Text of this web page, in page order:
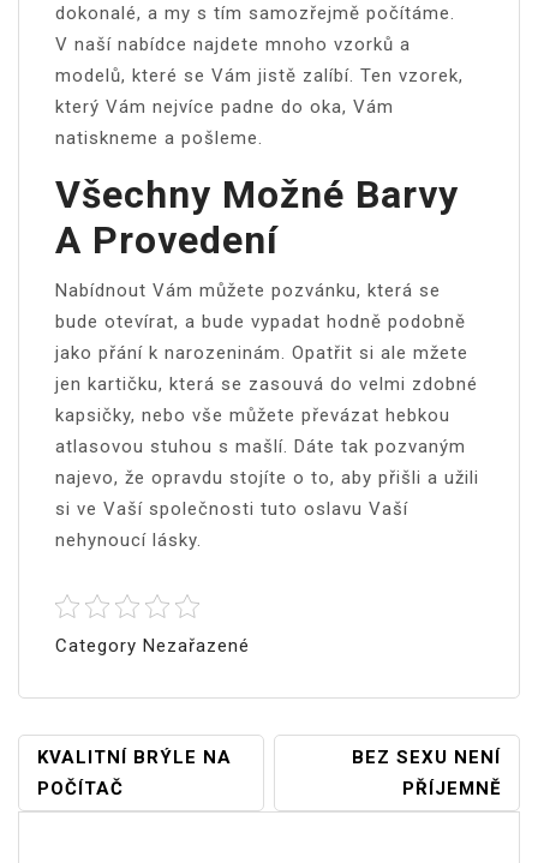
dokonalé, a my s tím samozřejmě počítáme.
V naší nabídce najdete mnoho vzorků a
modelů, které se Vám jistě zalíbí. Ten vzorek,
který Vám nejvíce padne do oka, Vám
natiskneme a pošleme.
Všechny Možné Barvy
A Provedení
Nabídnout Vám můžete pozvánku, která se
bude otevírat, a bude vypadat hodně podobně
jako přání k narozeninám. Opatřit si ale mžete
jen kartičku, která se zasouvá do velmi zdobné
kapsičky, nebo vše můžete převázat hebkou
atlasovou stuhou s mašlí. Dáte tak pozvaným
najevo, že opravdu stojíte o to, aby přišli a užili
si ve Vaší společnosti tuto oslavu Vaší
nehynoucí lásky.
Category Nezařazené
Navigace
Pro
KVALITNÍ BRÝLE NA
POČÍTAČ
BEZ SEXU NENÍ
PŘÍJEMNĚ